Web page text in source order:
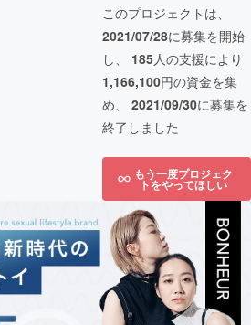
このプロジェクトは、
2021/07/28に募集を開始
し、 185人の支援により
1,166,100円の資金を集
め、 2021/09/30に募集を
終了しました
もう一度プロジェク
トをやってほしい